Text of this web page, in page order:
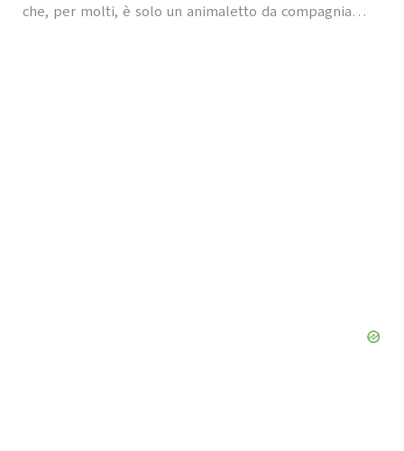
che, per molti, è solo un animaletto da compagnia…